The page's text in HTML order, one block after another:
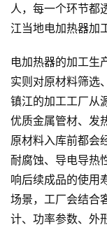
人，每一个环节都
江当地电加热器加
电加热器的加工生
实则对原材料筛选
镇江的加工工厂从
优质金属管材、发
原材料入库前都会
耐腐蚀、导电导热
响后续成品的使用
场景，工厂会结合
计、功率参数、外